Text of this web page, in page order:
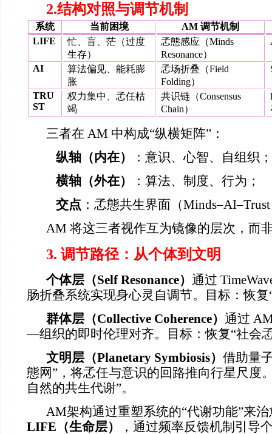
2.结构对照与调节机制
系统 当前困境 AM 调节机制
LIFE
忙、盲、茫（过度
生存）
孞態感应（Minds
Resonance）
AI
算法偏见、能耗膨
胀
孞场折叠（Field
Folding）
TRU
ST
权力集中、孞任枯
竭
共识链（Consensus
Chain）
三者在 AM 中构成“纵横矩阵”：
纵轴（内在）
：意识、心智、自组织；
横轴（外在）
：算法、制度、行为；
交点 ：孞態共生界面（
AM 将这三者视作互为镜像的层次，而
3. 调节路径：从个体到文明
个体层（Self Resonance） 通过
肠折叠系统实现身心灵自调节。目标：恢复
群体层（Collective Coherence） 通过
—组织的即时伦理对齐。目标：恢复“社会
文明层（Planetary Symbiosis） 借助量
態网”，将孞任与意识的回路推向行星尺度
自然的共生代谢”。
AM架构通过重塑系统的“代谢功能”来
LIFE（生命层）
，通过频率反馈机制引导